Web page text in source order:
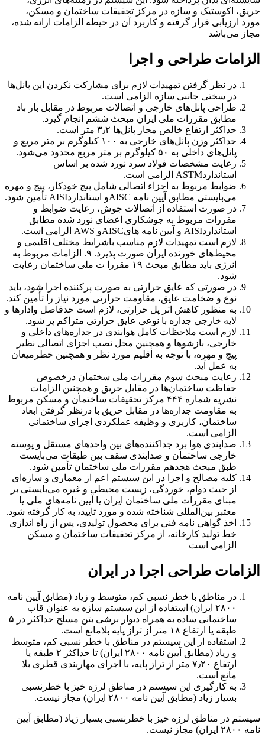
حریق، اکوستیک و سازه در مرکز تحقیقات ساختمان و مسکن،
مورد ارزیابی قرار گرفته و کاربرد آن در حیطه الزامات ارائه شده،
مجاز می‌باشد
الزامات طراحی و اجرا
در نظر گرفتن تمهیدات لازم برای مشارکت نکردن این پانل‌ها
در سختی جانبی سازه الزامی است.
طراحی پانل‌های خارجی و اتصالات مربوط در مقابل بار باد
مطابق مقررات ملی ایران مبحث ششم انجام گیرد.
حداکثر ارتفاع خالص مجاز پانل‌ها ۳٫۲ متر است.
حداکثر وزن پانل‌های خارجی به ۱۰۰ کیلوگرم بر متر مربع و
پانل‌های داخلی به ۵۰ کیلوگرم بر متر مربع محدود می‌شود.
رعایت مشخصات فولاد سرد نورد شده بر اساس
استانداردASTM الزامی است.
ضوابط مربوط به اجزاء اتصالی شامل پیچ خودکار، پیچ و مهره
می‌بایستی مطابق آیین نامه AISCو استانداردAISI تأمین شود.
در صورت استفاده از اتصالات جوش، رعایت ضوابط و
مقررات مربوط به جوشکاری اعضای نورد شده مطابق
استانداردAISI و آیین نامه هایAISCو AWS الزامی است.
لازم است تمهیدات لازم مناسب باشرایط مختلف اقلیمی و
محیط‌های خورنده ایران صورت پذیرد. ۹. الزامات مربوط به
انرژی باید مطابق مبحث ۱۹ مقررا ت ملی ساختمان رعایت
شود.
در صورتی که عایق حرارتی به صورت پرکننده اجرا شود، باید
نوع و ضخامت عایق، مقاومت حرارتی مورد نیاز را تأمین کند.
به منظور کاهش اثر پل حرارتی، لازم است حدفاصل وادارها و
لایه خارجی جداره با نوعی عایق حرارتی متراکم پر شود.
لازم است ملاحظات کامل هوابندی در جداره‌های داخلی و
خارجی، بازشوها و همچنین محل نصب اجزای اتصالی نظیر
پیچ و مهره، با توجه به اقلیم مورد نظر و همچنین خطرمیعان
به عمل آید.
رعایت مبحث سوم مقررات ملی سختمان درخصوص
حفاظت ساختمان‌ها در مقابل حریق و همچنین الزامات
نشریه شماره ۴۴۴ مرکز تحقیقات ساختمان و مسکن مربوط
به مقاومت جداره‌ها در مقابل حریق با درنظر گرفتن ابعاد
ساختمان، کاربری و وظیفه عملکردی اجزای ساختمانی
الزامی است.
صدابندی هوا برد جداکننده‌های بین واحدهای مستقل و پوسته
خارجی ساختمان و صدابندی سقف بین طبقات می‌بایست
طبق مبحث هجدهم مقررات ملی ساختمان تأمین شود.
کلیه مصالح و اجزا در این سیستم اعم از معماری و سازه‌ای
از حیث دوام، خوردگی، زیست محیطی و غیره می‌بایستی بر
مبنای مقررات ملی ساختمان ایران یا آیین نامه‌های ملی یا
معتبر بین‌المللی شناخته شده و مورد تایید، به کار گرفته شود.
اخذ گواهی نامه فنی برای محصول تولیدی، پس از راه اندازی
خط تولید کارخانه، از مرکز تحقیقات ساختمان و مسکن
الزامی است
الزامات طراحی اجرا در ایران
در مناطق با خطر نسبی کم، متوسط و زیاد (مطابق آیین نامه
۲۸۰۰ ایران) استفاده از این سیستم سازه به عنوان قاب
ساختمانی ساده به همراه دیوار برشی بتن مسلح حداکثر در ۵
طبقه یا ارتفاع ۱۸ متر از تراز پایه بلامانع است.
استفاده از این سیستم در مناطق با خطر نسبی کم، متوسط
و زیاد (مطابق آیین نامه ۲۸۰۰ ایران) تا حداکثر ۲ طبقه یا
ارتفاع ۷٫۲۰ متر از تراز پایه، با اجرای مهاربندی قطری بلا
مانع است.
به کارگیری این سیستم در مناطق لرزه خیز با خطرنسبی
بسیار زیاد (مطابق آیین نامه ۲۸۰۰ ایران) مجاز نیست.
سیستم در مناطق لرزه خیز با خطرنسبی بسیار زیاد (مطابق آیین
نامه ۲۸۰۰ ایران) مجاز نیست.